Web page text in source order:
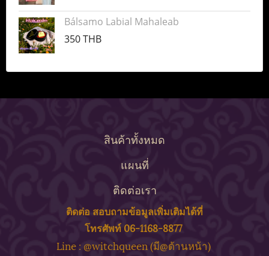
Bálsamo Labial Mahaleab
350 THB
สินค้าทั้งหมด
แผนที่
ติดต่อเรา
ติดต่อ สอบถามข้อมูลเพิ่มเติมได้ที่
โทรศัพท์ 06-1168-8877
Line : @witchqueen (มี@ด้านหน้า)